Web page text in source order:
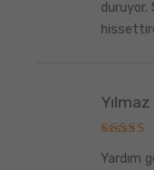
duruyor.
Yardım